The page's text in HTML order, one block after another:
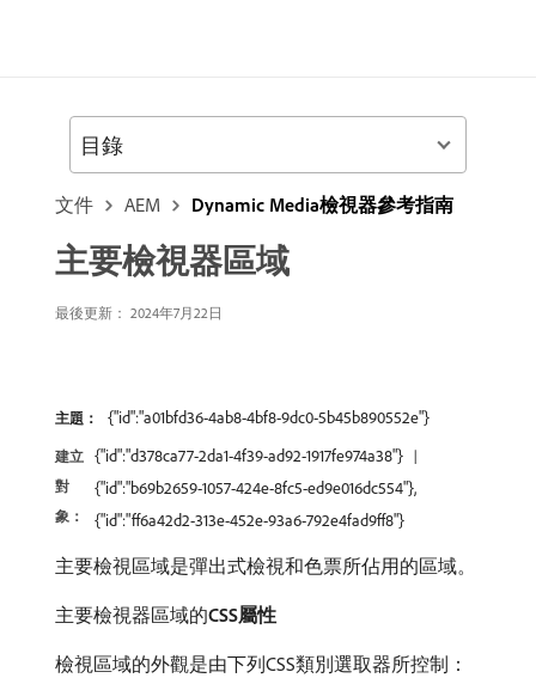
文件 AEM Dynamic Media檢視器參考指南
主要檢視器區域
最後更新： 2024年7月22日
主題： {"id":"a01bfd36-4ab8-4bf8-9dc0-5b45b890552e"}
建立
對
象：
{"id":"d378ca77-2da1-4f39-ad92-1917fe974a38"}
{"id":"b69b2659-1057-424e-8fc5-ed9e016dc554"},
{"id":"ff6a42d2-313e-452e-93a6-792e4fad9ff8"}
主要檢視區域是彈出式檢視和色票所佔用的區域。
主要檢視器區域的​CSS屬性
檢視區域的外觀是由下列CSS類別選取器所控制：
目錄